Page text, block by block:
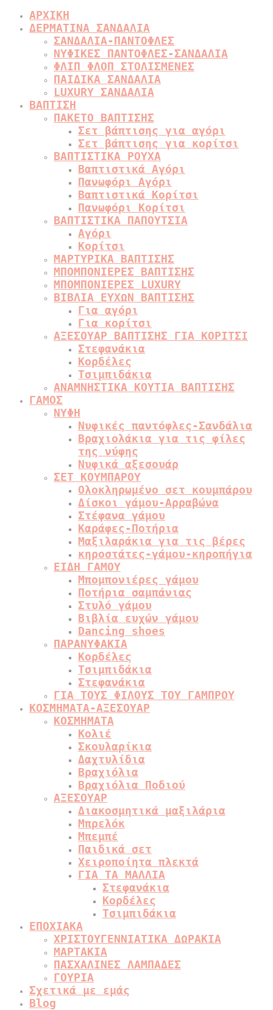
ΑΡΧΙΚΗ
ΔΕΡΜΑΤΙΝΑ ΣΑΝΔΑΛΙΑ
ΣΑΝΔΑΛΙΑ-ΠΑΝΤΟΦΛΕΣ
ΝΥΦΙΚΕΣ ΠΑΝΤΟΦΛΕΣ-ΣΑΝΔΑΛΙΑ
ΦΛΙΠ ΦΛΟΠ ΣΤΟΛΙΣΜΕΝΕΣ
ΠΑΙΔΙΚΑ ΣΑΝΔΑΛΙΑ
LUXURY ΣΑΝΔΑΛΙΑ
ΒΑΠΤΙΣΗ
ΠΑΚΕΤΟ ΒΑΠΤΙΣΗΣ
Σετ βάπτισης για αγόρι
Σετ βάπτισης για κορίτσι
ΒΑΠΤΙΣΤΙΚΑ ΡΟΥΧΑ
Βαπτιστικά Αγόρι
Πανωφόρι Αγόρι
Βαπτιστικά Κορίτσι
Πανωφόρι Κορίτσι
ΒΑΠΤΙΣΤΙΚΑ ΠΑΠΟΥΤΣΙΑ
Αγόρι
Κορίτσι
ΜΑΡΤΥΡΙΚΑ ΒΑΠΤΙΣΗΣ
ΜΠΟΜΠΟΝΙΕΡΕΣ ΒΑΠΤΙΣΗΣ
ΜΠΟΜΠΟΝΙΕΡΕΣ LUXURY
ΒΙΒΛΙΑ ΕΥΧΩΝ ΒΑΠΤΙΣΗΣ
Για αγόρι
Για κορίτσι
ΑΞΕΣΟΥΑΡ ΒΑΠΤΙΣΗΣ ΓΙΑ ΚΟΡΙΤΣΙ
Στεφανάκια
Κορδέλες
Τσιμπιδάκια
ΑΝΑΜΝΗΣΤΙΚΑ ΚΟΥΤΙΑ ΒΑΠΤΙΣΗΣ
ΓΑΜΟΣ
ΝΥΦΗ
Νυφικές παντόφλες-Σανδάλια
Βραχιολάκια για τις φίλες
της νύφης
Νυφικά αξεσουάρ
ΣΕΤ ΚΟΥΜΠΑΡΟΥ
Ολοκληρωμένο σετ κουμπάρου
Δίσκοι γάμου-Αρραβώνα
Στέφανα γάμου
Καράφες-Ποτήρια
Μαξιλαράκια για τις βέρες
κηροστάτες-γάμου-κηροπήγια
ΕΙΔΗ ΓΑΜΟΥ
Μπομπονιέρες γάμου
Ποτήρια σαμπάνιας
Στυλό γάμου
Βιβλία ευχών γάμου
Dancing shoes
ΠΑΡΑΝΥΦΑΚΙΑ
Κορδέλες
Τσιμπιδάκια
Στεφανάκια
ΓΙΑ ΤΟΥΣ ΦΙΛΟΥΣ ΤΟΥ ΓΑΜΠΡΟΥ
ΚΟΣΜΗΜΑΤΑ-ΑΞΕΣΟΥΑΡ
ΚΟΣΜΗΜΑΤΑ
Κολιέ
Σκουλαρίκια
Δαχτυλίδια
Βραχιόλια
Βραχιόλια Ποδιού
ΑΞΕΣΟΥΑΡ
Διακοσμητικά μαξιλάρια
Μπρελόκ
Μπεμπέ
Παιδικά σετ
Χειροποίητα πλεκτά
ΓΙΑ ΤΑ ΜΑΛΛΙΑ
Στεφανάκια
Κορδέλες
Τσιμπιδάκια
ΕΠΟΧΙΑΚΑ
ΧΡΙΣΤΟΥΓΕΝΝΙΑΤΙΚΑ ΔΩΡΑΚΙΑ
ΜΑΡΤΑΚΙΑ
ΠΑΣΧΑΛΙΝΕΣ ΛΑΜΠΑΔΕΣ
ΓΟΥΡΙΑ
Σχετικά με εμάς
Blog